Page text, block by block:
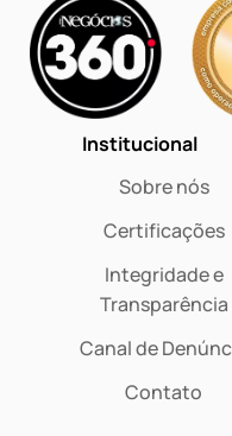
Institucional
Sobre nós
Certificações
Integridade e
Transparência
Canal de
Contato